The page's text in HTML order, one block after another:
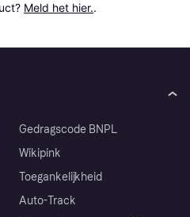
Meld het hier..
Gedragscode BNPL
Wikipink
Toegankelijkheid
Auto-Track